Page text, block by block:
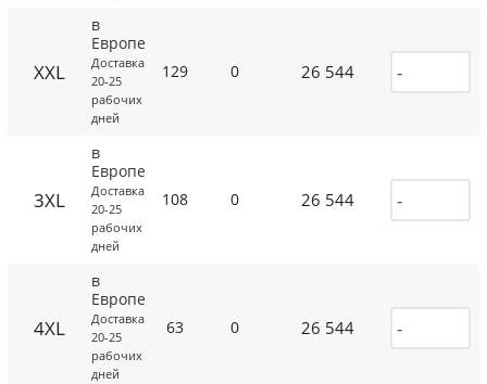
XXL
в
Европе
Доставка
20-25
рабочих
дней
129 0 26 544
3XL
в
Европе
Доставка
20-25
рабочих
дней
108 0 26 544
4XL
в
Европе
Доставка
20-25
рабочих
дней
63 0 26 544